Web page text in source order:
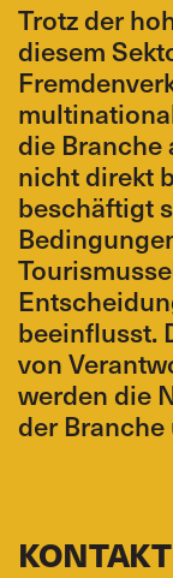
Trotz der
diesem
die Branche
nicht direkt
beschäftigt
beeinflusst.
von
werden die
der